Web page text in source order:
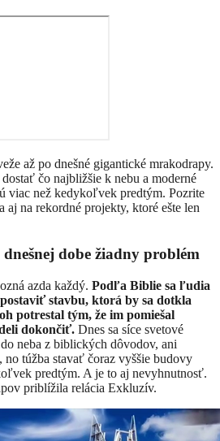
až po dnešné gigantické mrakodrapy.
čo najbližšie k nebu a moderné
viac než kedykoľvek predtým. Pozrite
aj na rekordné projekty, ktoré ešte len
dobe žiadny problém
azda každý. Podľa Biblie sa ľudia
stavbu, ktorá by sa dotkla
potrestal tým, že im pomiešal
dokončiť. Dnes sa síce svetové
neba z biblických dôvodov, ani
túžba stavať čoraz vyššie budovy
predtým. A je to aj nevyhnutnosť.
priblížila relácia Exkluzív.